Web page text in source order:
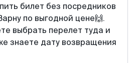
билет без посредников
по выгодной цене🙌.
выбрать перелет туда и
знаете дату возвращения